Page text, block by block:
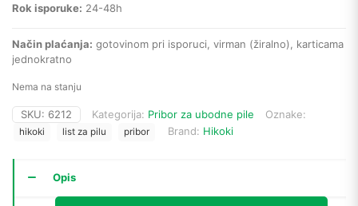
Rok isporuke: 24-48h
Način plaćanja: gotovinom pri isporuci, virman (žiralno), karticama
jednokratno
Nema na stanju
SKU: 6212 Kategorija: Pribor za ubodne pile Oznake:
hikoki list za pilu pribor Brand: Hikoki
Opis